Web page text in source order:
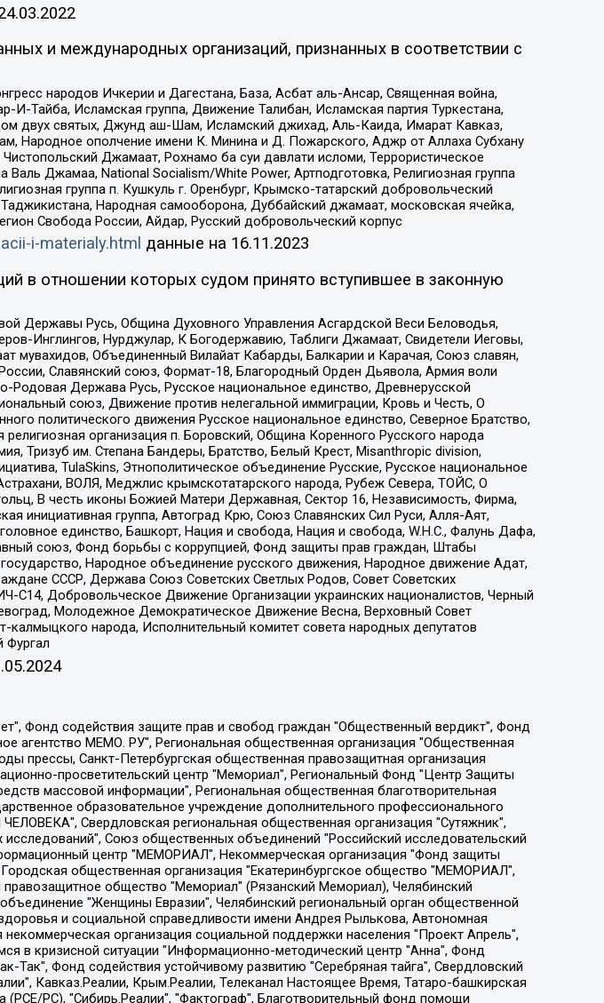
и международных организаций, признанных в соответствии с
народов Ичкерии и Дагестана, База, Асбат аль-Ансар, Священная война,
Тайба, Исламская группа, Движение Талибан, Исламская партия Туркестана,
двух святых, Джунд аш-Шам, Исламский джихад, Аль-Каида, Имарат Кавказ,
Народное ополчение имени К. Минина и Д. Пожарского, Аджр от Аллаха Субхану
Джамаат, Рохнамо ба суи давлати исломи, Террористическое
Джамаа, National Socialism/White Power, Артподготовка, Религиозная группа
группа п. Кушкуль г. Оренбург, Крымско-татарский добровольческий
Народная самооборона, Дуббайский джамаат, московская ячейка,
Свобода России, Айдар, Русский добровольческий корпус
i-materialy.html данные на 16.11.2023
в отношении которых судом принято вступившее в законную
Державы Русь, Община Духовного Управления Асгардской Веси Беловодья,
Инглингов, Нурджулар, К Богодержавию, Таблиги Джамаат, Свидетели Иеговы,
мувахидов, Объединенный Вилайат Кабарды, Балкарии и Карачая, Союз славян,
Славянский союз, Формат-18, Благородный Орден Дьявола, Армия воли
Родовая Держава Русь, Русское национальное единство, Древнерусской
союз, Движение против нелегальной иммиграции, Кровь и Честь, О
политического движения Русское национальное единство, Северное Братство,
организация п. Боровский, Община Коренного Русского народа
Тризуб им. Степана Бандеры, Братство, Белый Крест, Misanthropic division,
TulaSkins, Этнополитическое объединение Русские, Русское национальное
ВОЛЯ, Меджлис крымскотатарского народа, Рубеж Севера, ТОЙС, О
В честь иконы Божией Матери Державная, Сектор 16, Независимость, Фирма,
инициативная группа, Автоград Крю, Союз Славянских Сил Руси, Алля-Аят,
единство, Башкорт, Нация и свобода, Нация и свобода, W.H.С., Фалунь Дафа,
союз, Фонд борьбы с коррупцией, Фонд защиты прав граждан, Штабы
Народное объединение русского движения, Народное движение Адат,
СССР, Держава Союз Советских Светлых Родов, Совет Советских
С14, Добровольческое Движение Организации украинских националистов, Черный
Молодежное Демократическое Движение Весна, Верховный Совет
народа, Исполнительный комитет совета народных депутатов
Фургал
Александрович, Общество с ограниченной ответственностью "ЗП", Иванова София Юрьевна, Карезина Инна Павловна, Кильтау Екатерина Викторовна, Петров Алексей Викторович, Пискунов Сергей Евгеньевич, Смирнов Сергей Сергеевич, Тихонов Михаил Сергеевич, Общество с ограниченной ответственностью "ЖУРНАЛИСТ-ИНОСТРАННЫЙ АГЕНТ", Арапова Галина Юрьевна, Вольтская Татьяна Анатольевна, Американская компания "Mason G.E.S. Anonymous Foundation" (США), являющаяся владельцем интернет-издания https://mnews.world/, Компания "Stichting Bellingcat", зарегистрированная в Нидерландах (дата регистрации 11.07.2018), Захаров Андрей Вячеславович, Клепиковская Екатерина Дмитриевна, Общество с ограниченной ответственностью "МЕМО", Перл Роман Александрович, Симонов Евгений Алексеевич, Соловьева Елена Анатольевна, Сотников Даниил Владимирович, Сурначева Елизавета Дмитриевна, Автономная некоммерческая организация по защите прав человека и информированию населения "Якутия – Наше Мнение", Общество с ограниченной ответственностью "Москоу диджитал медиа", с 26.01.2023 Общество с ограниченной ответственностью "Чайка Белые сады", Ветошкина Валерия Валерьевна, Заговора Максим Александрович, Межрегиональное общественное движение "Российская ЛГБТ - сеть", Оленичев Максим Владимирович, Павлов Иван Юрьевич, Скворцова Елена Сергеевна, Общество с ограниченной ответственностью "Как бы инагент", Кочетков Игорь Викторович, Общество с ограниченной ответственностью "Честные выборы", Еланчик Олег Александрович, Общество с ограниченной ответственностью "Нобелевский призыв", Гималова Регина Эмилевна, Григорьев Андрей Валерьевич, Григорьева Алина Александровна, Ассоциация по содействию защите прав призывников, альтернативнослужащих и военнослужащих "Правозащитная группа "Гражданин.Армия.Право", Хисамова Регина Фаритовна, Автономная некоммерческая организация по реализации социально-правовых программ "Лилит", Дальневосточное общественное движение "Маяк", Санкт-Петербургская ЛГБТ-инициативная группа "Выход", Инициативная группа ЛГБТ+ "Реверс", Алексеев Андрей Викторович, Бекбулатова Таисия Львовна, Беляев Иван Михайлович, Владыкина Елена Сергеевна, Гельман Марат Александрович, Никульшина Вероника Юрьевна, Толоконникова Надежда Андреевна, Шендерович Виктор Анатольевич, Общество с ограниченной ответственностью "Данное сообщение", Общество с ограниченной ответственностью Издательский дом "Новая глава", Айнбиндер Александра Александровна, Московский комьюнити-центр для ЛГБТ+инициатив, Благотворительный фонд развития филантропии, Deutsche Welle (Германия, Kurt-Schumacher-Strasse 3, 53113 Bonn), Борзунова Мария Михайловна, Воробьев Виктор Викторович, Голубева Анна Львовна, Константинова Алла Михайловна, Малкова Ирина Владимировна, Мурадов Мурад Абдулгалимович, Осетинская Елизавета Николаевна, Понасенков Евгений Николаевич, Ганапольский Матвей Юрьевич, Киселев Евгений Алексеевич, Борухович Ирина Григорьевна, Дремин Иван Тимофеевич, Дубровский Дмитрий Викторович, Красноярская региональная общественная организация поддержки и развития альтернативных образовательных технологий и межкультурных коммуникаций "ИНТЕРРА", Маяковская Екатерина Алексеевна, Фейгин Марк Захарович, Филимонов Андрей Викторович, Дзугкоева Регина Николаевна, Доброхотов Роман Александрович, Дудь Юрий Александрович, Елкин Сергей Владимирович, Кругликов Кирилл Игоревич, Сабунаева Мария Леонидовна, Семенов Алексей Владимирович, Шаинян Карен Багратович, Шульман Екатерина Михайловна, Асафьев Артур Валерьевич, Вахштайн Виктор Семенович, Венедиктов Алексей Алексеевич, Лушникова Екатерина Евгеньевна, Волков Леонид Михайлович, Невзоров Александр Глебович, Пархоменко Сергей Борисович, Сироткин Ярослав Николаевич, Кара-Мурза Владимир Владимирович, Баранова Наталья Владимировна, Гозман Леонид Яковлевич, Кагарлицкий Борис Юльевич, Климарев Михаил Валерьевич, Милов Владимир Станиславович, Автономная некоммерческая организация Краснодарский центр современного искусства "Типография", Моргенштерн Алишер Тагирович, Соболь Любовь Эдуардовна, Общество с ограниченной ответственностью "ЛИЗА НОРМ", Каспаров Гарри Кимович, Ходорковский Михаил Борисович, Общество с ограниченной ответственностью "Апрельские тезисы", Данилович Ирина Брониславовна, Кашин Олег Владимирович, Петров Николай Владимирович, Пивоваров Алексей Владимирович, Соколов Михаил Владимирович, Цветкова Юлия Владимировна, Чичваркин Евгений Александрович, Комитет против пыток/Команда против пыток, Общество с ограниченной ответственностью "Первый научный", Общество с ограниченной ответственностью "Вертолет и ко", Белоцерковская Вероника Борисовна, Кац Максим Евгеньевич, Лазарева Татьяна Юрьевна, Шаведдинов Руслан Табризович, Яшин Илья Валерьевич, Общество с ограниченной ответственностью "Иноагент ААВ", Алешковский Дмитрий Петрович, Альбац Евгения Марковна, Быков Дмитрий Львович, Галямина Юлия Евгеньевна, Лойко Сергей Леонидович, Мартынов Кирилл Константинович, Медведев Сергей Александрович, Крашенинников Федор Геннадиевич, Гордеева Катерина Вл